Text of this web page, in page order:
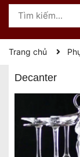
Trang chủ
Decanter